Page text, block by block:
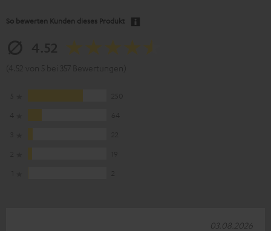
So bewerten Kunden dieses Produkt
03.08.2026